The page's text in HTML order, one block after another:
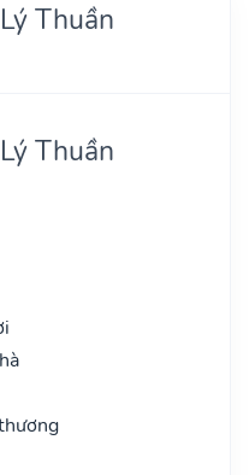
Thuần
Thuần